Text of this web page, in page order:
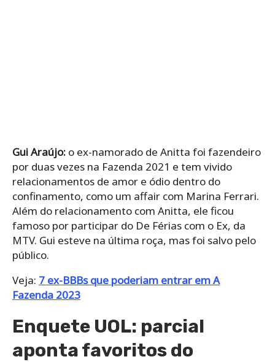
Gui Araújo: o ex-namorado de Anitta foi fazendeiro
por duas vezes na Fazenda 2021 e tem vivido
relacionamentos de amor e ódio dentro do
confinamento, como um affair com Marina Ferrari.
Além do relacionamento com Anitta, ele ficou
famoso por participar do De Férias com o Ex, da
MTV. Gui esteve na última roça, mas foi salvo pelo
público.
Veja: 7 ex-BBBs que poderiam entrar em A
Fazenda 2023
Enquete UOL: parcial
aponta favoritos do